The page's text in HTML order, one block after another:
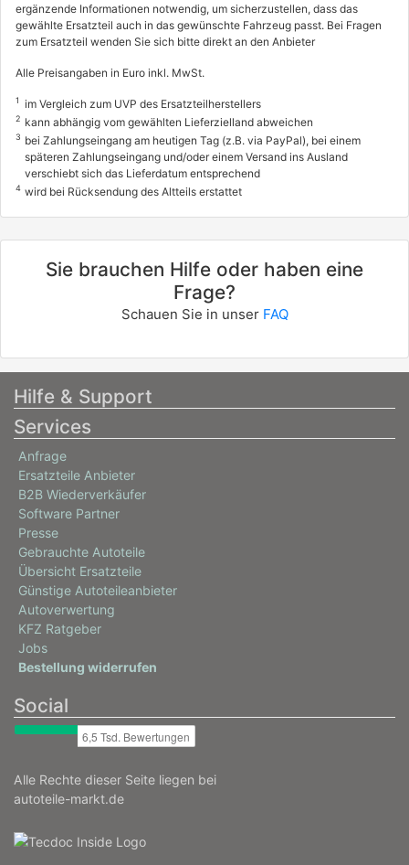
ergänzende Informationen notwendig, um sicherzustellen, dass das
gewählte Ersatzteil auch in das gewünschte Fahrzeug passt. Bei Fragen
zum Ersatzteil wenden Sie sich bitte direkt an den Anbieter
Alle Preisangaben in Euro inkl. MwSt.
1 im Vergleich zum UVP des Ersatzteilherstellers
2 kann abhängig vom gewählten Lieferzielland abweichen
3 bei Zahlungseingang am heutigen Tag (z.B. via PayPal), bei einem
späteren Zahlungseingang und/oder einem Versand ins Ausland
verschiebt sich das Lieferdatum entsprechend
4 wird bei Rücksendung des Altteils erstattet
Sie brauchen Hilfe oder haben eine
Frage?
Schauen Sie in unser FAQ
Hilfe & Support
Services
Anfrage
Ersatzteile Anbieter
B2B Wiederverkäufer
Software Partner
Presse
Gebrauchte Autoteile
Übersicht Ersatzteile
Günstige Autoteileanbieter
Autoverwertung
KFZ Ratgeber
Jobs
Bestellung widerrufen
Social
Alle Rechte dieser Seite liegen bei
autoteile-markt.de